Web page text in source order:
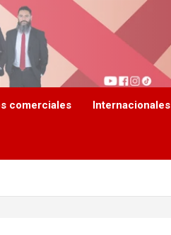
comerciales Internacionales